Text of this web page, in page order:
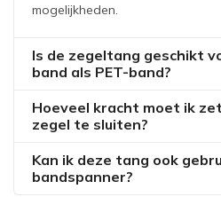
mogelijkheden.
Is de zegeltang geschikt
band als PET-band?
Hoeveel kracht moet ik
zegel te sluiten?
Kan ik deze tang ook
bandspanner?